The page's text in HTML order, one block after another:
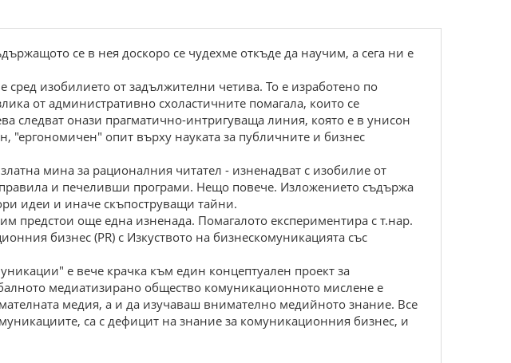
се в нея доскоро се чудехме откъде да научим, а сега ни е
изобилието от задължителни четива. То е изработено по
от административно схоластичните помагала, които се
следват онази прагматично-интригуваща линия, която е в унисон
"ергономичен" опит върху науката за публичните и бизнес
мина за рационалния читател - изненадват с изобилие от
и печеливши програми. Нещо повече. Изложението съдържа
идеи и иначе скъпоструващи тайни.
предстои още една изненада. Помагалото експериментира с т.нар.
бизнес (PR) с Изкуството на бизнескомуникацията със
е вече крачка към един концептуален проект за
медиатизирано общество комуникационното мислене е
медия, а и да изучаваш внимателно медийното знание. Все
са с дефицит на знание за комуникационния бизнес, и